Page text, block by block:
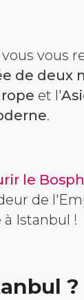
vous
de deux
et l'
.
le
de
à Istanbul !
?